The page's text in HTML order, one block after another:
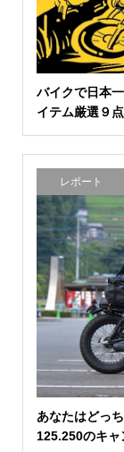
バイクで日本
イテム厳選９
レポート
あなたはどっ
125.250のキ